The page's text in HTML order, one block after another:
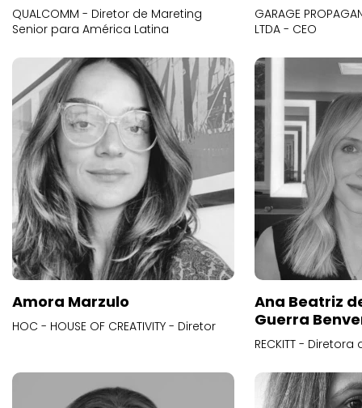
QUALCOMM - Diretor de Mareting
Senior para América Latina
GARAGE
LTDA - CEO
Amora Marzulo
HOC - HOUSE OF CREATIVITY - Diretor
Ana Beatriz
Guerra
RECKITT -